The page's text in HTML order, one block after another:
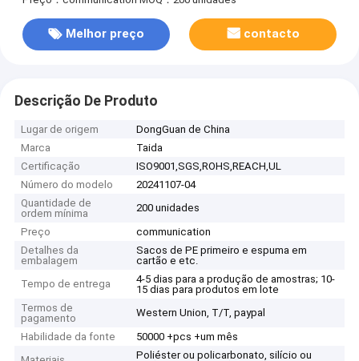
Melhor preço contacto
Descrição De Produto
Lugar de origem
DongGuan de China
Marca
Taida
Certificação
ISO9001,SGS,ROHS,REACH,UL
Número do modelo
20241107-04
Quantidade de
ordem mínima
200 unidades
Preço
communication
Detalhes da
embalagem
Sacos de PE primeiro e espuma em
cartão e etc.
Tempo de entrega
4-5 dias para a produção de amostras; 10-
15 dias para produtos em lote
Termos de
pagamento
Western Union, T/T, paypal
Habilidade da fonte
50000 +pcs +um mês
Poliéster ou policarbonato, silício ou